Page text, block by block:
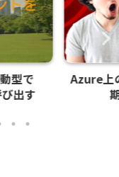
クンの
C#